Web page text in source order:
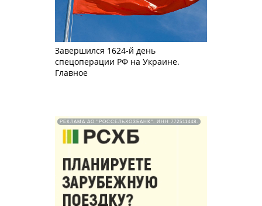
Завершился 1624-й день
спецоперации РФ на Украине.
Главное
РЕКЛАМА АО "РОССЕЛЬХОЗБАНК". ИНН 772511448.